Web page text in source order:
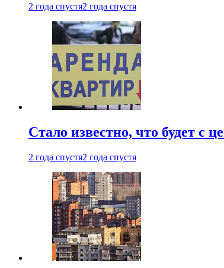
2 года спустя2 года спустя
Стало известно, что будет с
2 года спустя2 года спустя